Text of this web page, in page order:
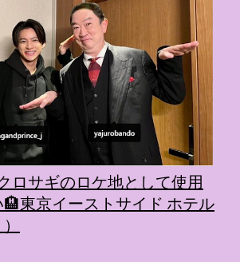
ロサギのロケ地として使用
東京イーストサイド ホテル